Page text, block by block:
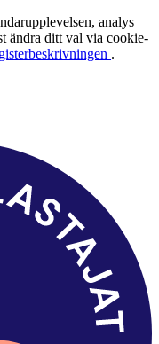
analys
ändra ditt val via cookie-
.